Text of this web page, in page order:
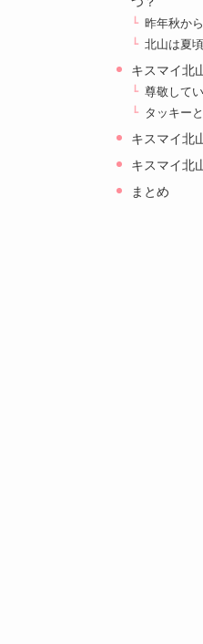
昨年秋か
北山は夏
キスマイ北
尊敬して
タッキー
キスマイ北
キスマイ北
まとめ